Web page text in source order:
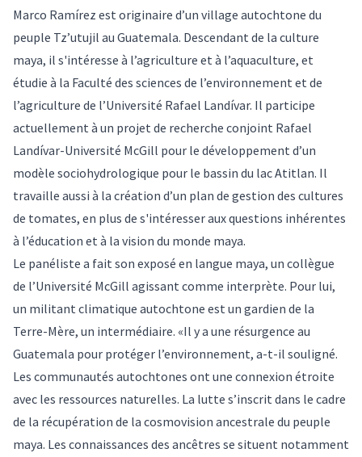
Marco Ramírez est originaire d’un village autochtone du
peuple Tz’utujil au Guatemala. Descendant de la culture
maya, il s'intéresse à l’agriculture et à l’aquaculture, et
étudie à la Faculté des sciences de l’environnement et de
l’agriculture de l’Université Rafael Landívar. Il participe
actuellement à un projet de recherche conjoint Rafael
Landívar-Université McGill pour le développement d’un
modèle sociohydrologique pour le bassin du lac Atitlan. Il
travaille aussi à la création d’un plan de gestion des cultures
de tomates, en plus de s'intéresser aux questions inhérentes
à l’éducation et à la vision du monde maya.
Le panéliste a fait son exposé en langue maya, un collègue
de l’Université McGill agissant comme interprète. Pour lui,
un militant climatique autochtone est un gardien de la
Terre-Mère, un intermédiaire. «Il y a une résurgence au
Guatemala pour protéger l’environnement, a-t-il souligné.
Les communautés autochtones ont une connexion étroite
avec les ressources naturelles. La lutte s’inscrit dans le cadre
de la récupération de la cosmovision ancestrale du peuple
maya. Les connaissances des ancêtres se situent notamment